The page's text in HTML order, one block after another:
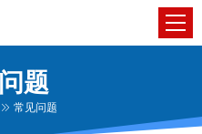
题
常见问题